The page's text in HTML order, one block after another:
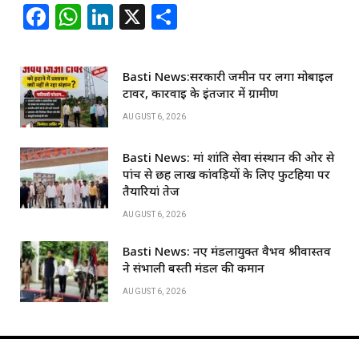
F
c
e
b
o
o
k
W
at
s
A
p
p
Li
k
e
dI
n
X
ar
e
Basti News:सरकारी जमीन पर लगा मोबाइल
टावर, कार्रवाई के इंतजार में ग्रामीण
AUGUST 6, 2026
Basti News: मां शांति सेवा संस्थान की ओर से
पांच से छह लाख कांवड़ियों के लिए फुटहिया पर
तैयारियां तेज
AUGUST 6, 2026
Basti News: नए मंडलायुक्त वैभव श्रीवास्तव
ने संभाली बस्ती मंडल की कमान
AUGUST 6, 2026